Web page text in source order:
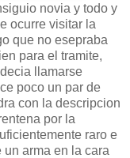
novia y todo y
ocurre visitar la
que no esepraba
para el tramite,
llamarse
poco un par de
con la descripcion
por la
raro e
arma en la cara